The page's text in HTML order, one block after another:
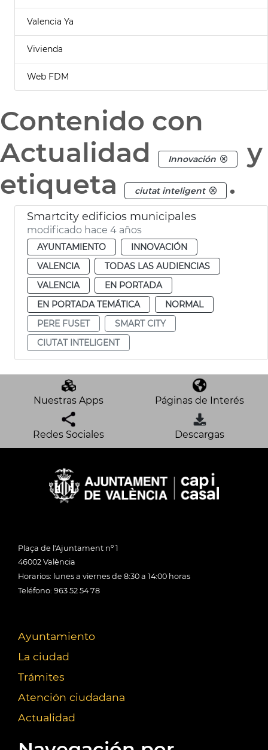
Valencia Ya
Vivienda
Web FDM
Contenido con
Actualidad
Innovación
y
etiqueta
ciutat inteligent .
Smartcity edificios municipales
modificado hace 4 años
AYUNTAMIENTO
INNOVACIÓN
VALENCIA
TODAS LAS AUDIENCIAS
VALENCIA
EN PORTADA
EN PORTADA TEMÁTICA
NORMAL
PERE FUSET
SMART CITY
CIUTAT INTELIGENT
Nuestras Apps Páginas de Interés
Redes Sociales Descargas
Plaça de l'Ajuntament nº 1
46002 València
Horarios: lunes a viernes de 8:30 a 14:00 horas
Teléfono: 963 52 54 78
Ayuntamiento
La ciudad
Trámites
Atención ciudadana
Actualidad